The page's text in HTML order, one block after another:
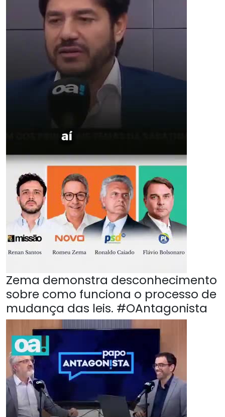
Zema demonstra desconhecimento
sobre como funciona o processo de
mudança das leis. #OAntagonista